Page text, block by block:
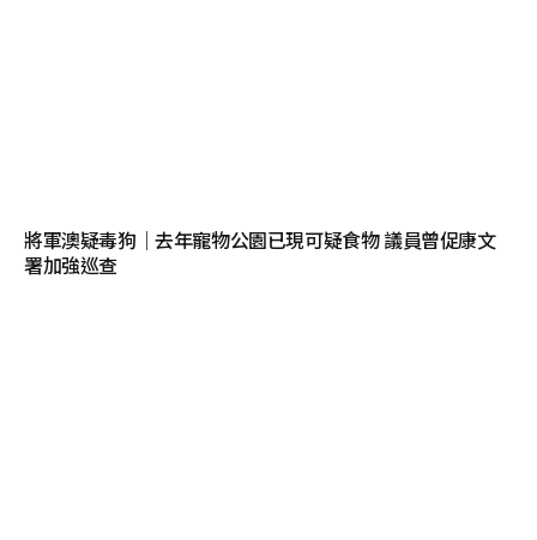
將軍澳疑毒狗│去年寵物公園已現可疑食物 議員曾促康文
署加強巡查